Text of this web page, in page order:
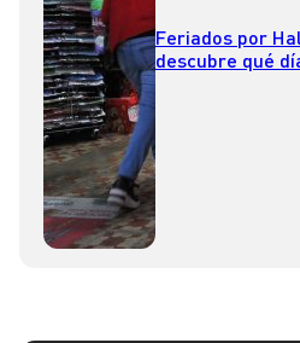
Feriados por
descubre qué